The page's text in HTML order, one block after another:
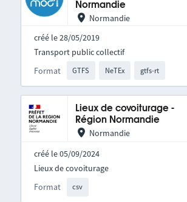
Normandie
Normandie
créé le 28/05/2019
Format GTFS NeTEx gtfs-rt
Transport public collectif
Lieux de covoiturage -
Région Normandie
Normandie
créé le 05/09/2024
Format csv
Lieux de covoiturage